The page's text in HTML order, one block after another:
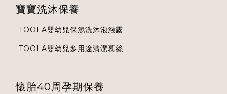
寶寶洗沐保養
-TOOLA嬰幼兒保濕洗沐泡泡露
-TOOLA嬰幼兒多用途清潔慕絲
懷胎40周孕期保養